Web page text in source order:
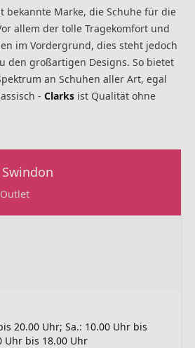
bekannte Marke, die Schuhe für die
allem der tolle Tragekomfort und
im Vordergrund, dies steht jedoch
den großartigen Designs. So bietet
an Schuhen aller Art, egal
- Clarks ist Qualität ohne
20.00 Uhr; Sa.: 10.00 Uhr bis
Uhr bis 18.00 Uhr